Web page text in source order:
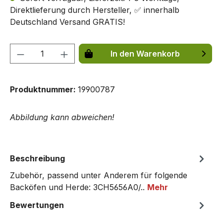
Direktlieferung durch Hersteller, ✅ innerhalb
Deutschland Versand GRATIS!
Produkt Anzahl: Gib denIn den Warenkorb
Produktnummer: 19900787
Abbildung kann abweichen!
Beschreibung
Zubehör, passend unter Anderem für folgende
Backöfen und Herde: 3CH5656A0/.. Mehr
Bewertungen